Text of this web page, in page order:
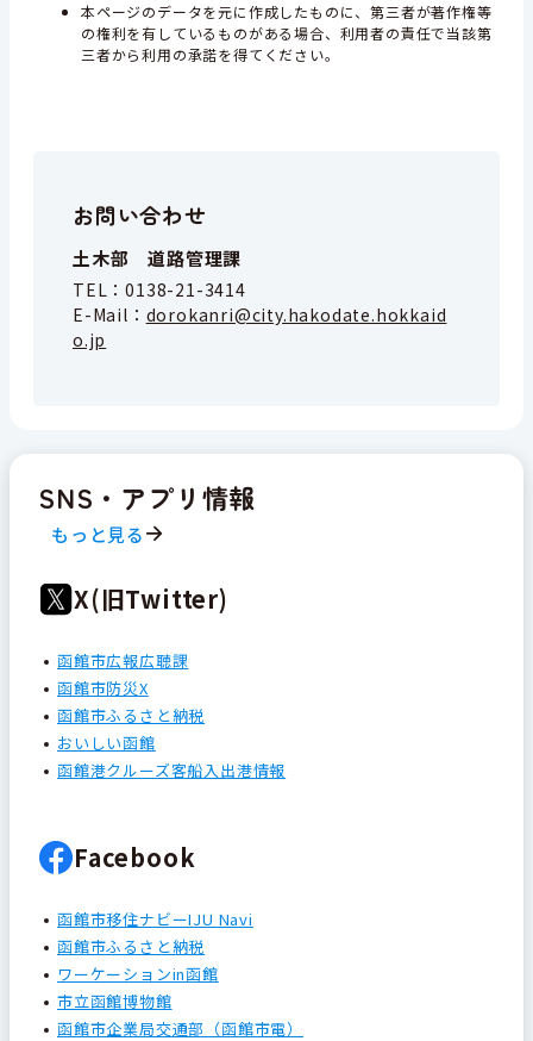
本ページのデータを元に作成したものに、第三者が著作権等
の権利を有しているものがある場合、利用者の責任で当該第
三者から利用の承諾を得てください。
お問い合わせ
土木部 道路管理課
TEL：0138-21-3414
E-Mail： dorokanri@city.hakodate.hokkaid
o.jp
SNS・アプリ情報
もっと見る
X(旧Twitter)
函館市広報広聴課
函館市防災X
函館市ふるさと納税
おいしい函館
函館港クルーズ客船入出港情報
Facebook
函館市移住ナビーIJU Navi
函館市ふるさと納税
ワーケーションin函館
市立函館博物館
函館市企業局交通部（函館市電）